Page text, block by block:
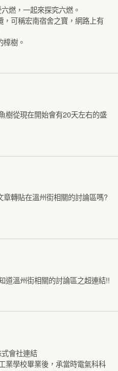
燃，一起來探究六燃。
，可稱宏南宿舍之寶，網路上有
樹。
樹從現在開始會有20天左右的盛
章轉貼在溫州街相關的討論區嗎?
道溫州街相關的討論區之超連結!!
會社連結
業學校畢業後，承當時電氣科科